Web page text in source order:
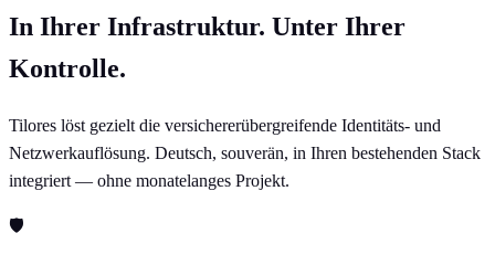
In Ihrer Infrastruktur. Unter Ihrer
Kontrolle.
Tilores löst gezielt die versichererübergreifende Identitäts- und
Netzwerkauflösung. Deutsch, souverän, in Ihren bestehenden Stack
integriert — ohne monatelanges Projekt.
🛡